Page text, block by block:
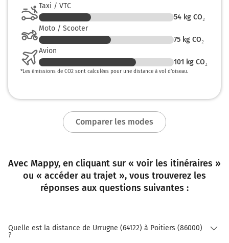
Continuer Rue Carnot sur 220 mètres
3h58 Poitiers
86000
Taxi / VTC
54 kg CO₂
Moto / Scooter
75 kg CO₂
Avion
101 kg CO₂
*Les émissions de CO2 sont calculées pour une distance à vol d’oiseau.
Comparer les modes
Avec Mappy, en cliquant sur « voir les itinéraires »
ou « accéder au trajet », vous trouverez les
réponses aux questions suivantes :
Quelle est la distance de Urrugne (64122) à Poitiers (86000)
?